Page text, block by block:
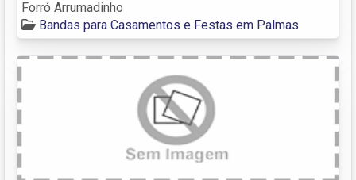
Forró Arrumadinho
Bandas para Casamentos e Festas em Palmas